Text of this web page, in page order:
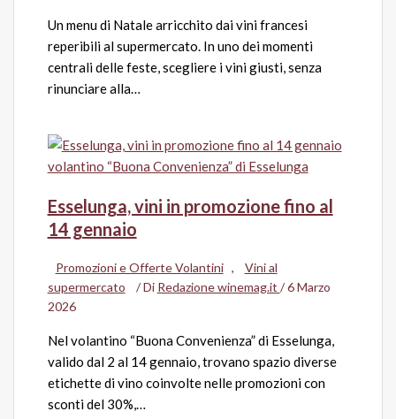
Un menu di Natale arricchito dai vini francesi
reperibili al supermercato. In uno dei momenti
centrali delle feste, scegliere i vini giusti, senza
rinunciare alla…
Esselunga, vini in promozione fino al
14 gennaio
Promozioni e Offerte Volantini ,
Vini al
supermercato
/ Di Redazione winemag.it /6 Marzo
2026
Nel volantino “Buona Convenienza” di Esselunga,
valido dal 2 al 14 gennaio, trovano spazio diverse
etichette di vino coinvolte nelle promozioni con
sconti del 30%,…